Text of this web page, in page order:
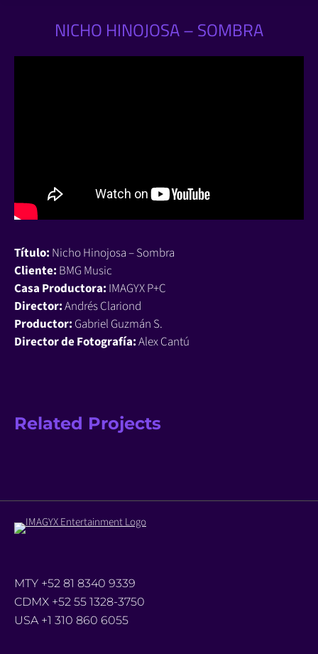
NICHO HINOJOSA – SOMBRA
Título: Nicho Hinojosa – Sombra
Cliente: BMG Music
Casa Productora: IMAGYX P+C
Director:Andrés Clariond
Productor: Gabriel Guzmán S.
Director de Fotografía:Alex Cantú
Related Projects
MTY +52 81 8340 9339
CDMX +52 55 1328-3750
USA +1 310 860 6055